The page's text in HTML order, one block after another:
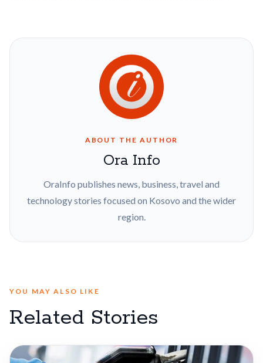
ABOUT THE AUTHOR
Ora Info
OraInfo publishes news, business, travel and
technology stories focused on Kosovo and the wider
region.
YOU MAY ALSO LIKE
Related Stories